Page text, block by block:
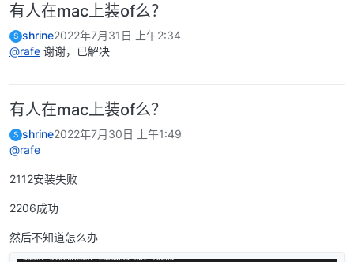
有人在mac上装of么？
S shrine2022年7月31日 上午2:34
@rafe 谢谢，已解决
有人在mac上装of么？
S shrine2022年7月30日 上午1:49
@rafe
2112安装失败
2206成功
然后不知道怎么办